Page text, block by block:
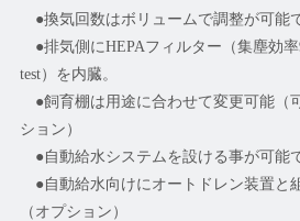
●換気回数はボリュームで調整が可能で
●排気側にHEPAフィルター（集塵効
test）を内臓。
●飼育棚は用途に合わせて変更可能（
ション）
●自動給水システムを設ける事が可能
●自動給水向けにオートドレン装置と
（オプション）